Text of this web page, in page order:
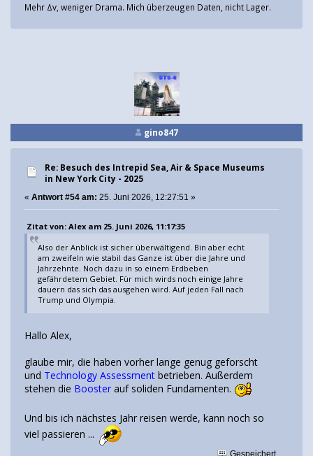
Mehr Δv, weniger Drama. Mich überzeugen Daten, nicht Lager.
gino847
Re: Besuch des Intrepid Sea, Air & Space Museums
in New York City - 2025
« Antwort #54 am: 25. Juni 2026, 12:27:51 »
Zitat von: Alex am 25. Juni 2026, 11:17:35
Also der Anblick ist sicher überwältigend. Bin aber echt
am zweifeln wie stabil das Ganze ist über die Jahre und
Jahrzehnte. Noch dazu in so einem Erdbeben
gefährdetem Gebiet. Für mich wirds noch einige Jahre
dauern das sich das ausgehen wird. Auf jeden Fall nach
Trump und Olympia.
Hallo Alex,
glaube mir, die haben vorher lange genug geforscht
und Technology Assessment betrieben. Außerdem
stehen die Booster auf soliden Fundamenten.
Und bis ich nächstes Jahr reisen werde, kann noch so
viel passieren ...
Gespeichert